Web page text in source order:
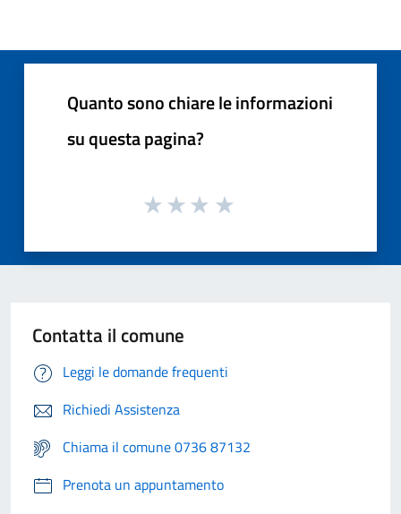
Quanto sono chiare le informazioni
su questa pagina?
Contatta il comune
Leggi le domande frequenti
Richiedi Assistenza
Chiama il comune 0736 87132
Prenota un appuntamento